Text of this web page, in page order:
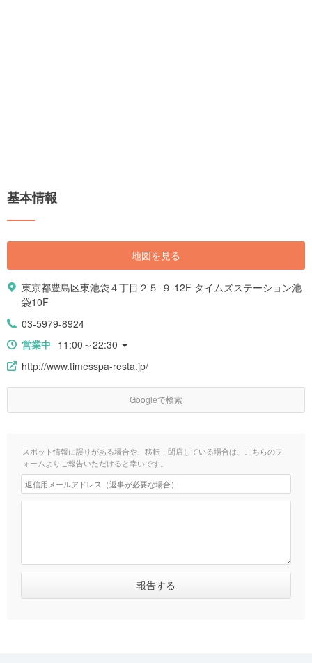
基本情報
地図を見る
東京都豊島区東池袋４丁目２５-９ 12F タイムズステーション池
袋10F
03-5979-8924
営業中 11:00～22:30
http://www.timesspa-resta.jp/
Googleで検索
スポット情報に誤りがある場合や、移転・閉店している場合は、こちらのフ
ォームよりご報告いただけると幸いです。